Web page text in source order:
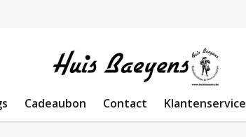
Cadeaubon Contact Klantenservice